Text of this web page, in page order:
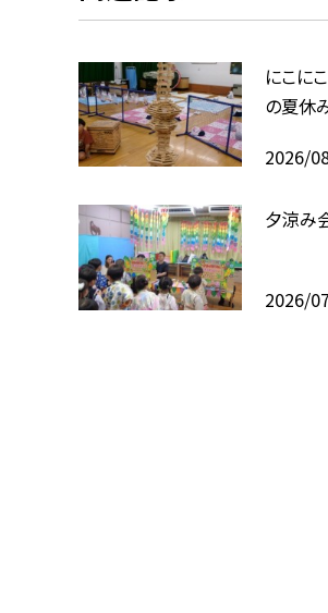
にこに
の夏休
2026/
夕涼み
2026/